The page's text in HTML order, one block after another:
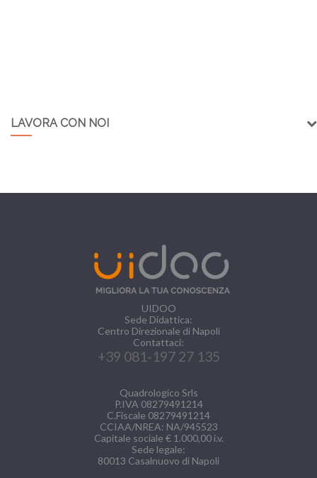
LAVORA CON NOI
UIDOO
Sede Didattica:
Centro Direzionale di Napoli
Contattaci:
+39 081-197 27 135
Quadrologico Srls
P.IVA 08279491214
C.Fiscale 08279491214
CCIAA/NREA: NA/945523
Capitale sociale € 1.000,00 i.v.
Sede legale:
80013 Casalnuovo di Napoli